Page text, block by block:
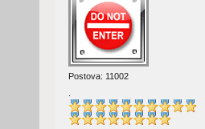
Postova: 11002